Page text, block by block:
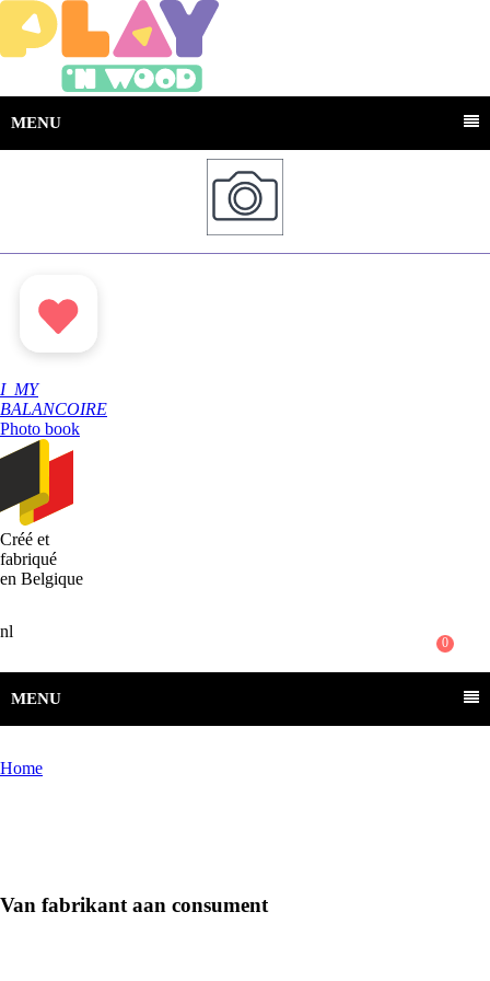
MENU
I MY
BALANCOIRE
Photo book
Créé et
fabriqué
en Belgique
0
nl
MENU
Home
Van fabrikant aan consument